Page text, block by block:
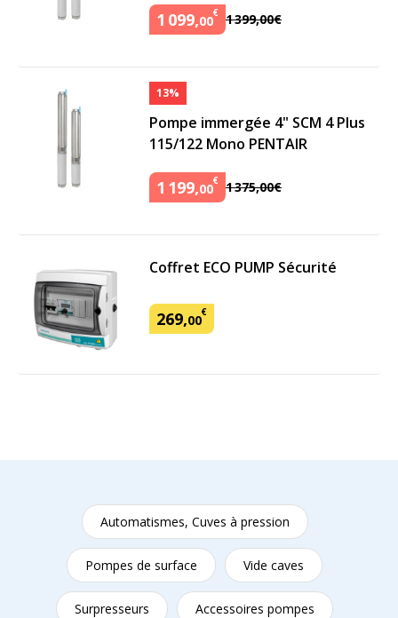
1 099,00€ 1399,00€
13%
Pompe immergée 4" SCM 4 Plus
115/122 Mono PENTAIR
1 199,00€ 1375,00€
Coffret ECO PUMP Sécurité
269,00€
Automatismes, Cuves à pression
Pompes de surface Vide caves
Surpresseurs Accessoires pompes